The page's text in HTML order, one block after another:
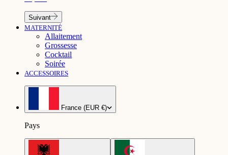
Suivant
MATERNITÉ
Allaitement
Grossesse
Cocktail
Soirée
ACCESSOIRES
France (EUR €)
Pays